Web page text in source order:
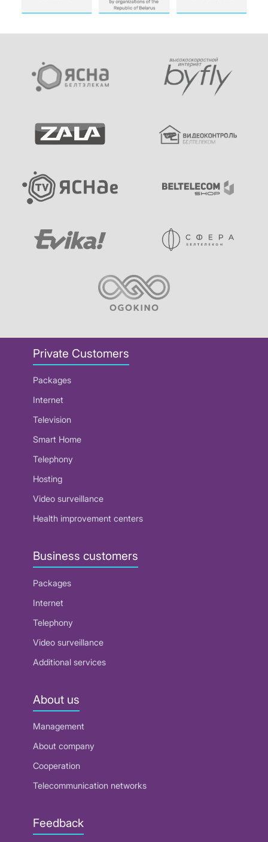
Private Customers
Packages
Internet
Television
Smart Home
Telephony
Hosting
Video surveillance
Health improvement centers
Business customers
Packages
Internet
Telephony
Video surveillance
Additional services
About us
Management
About company
Cooperation
Telecommunication networks
Feedback